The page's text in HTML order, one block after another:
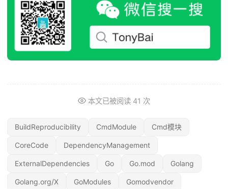
本文已被阅读 41 次
BuildReproducibility CmdModule Cmd模块
CoreCode DependencyManagement
ExternalDependencies Go Go.mod Golang
Golang.org/X GoModules Gomodvendor